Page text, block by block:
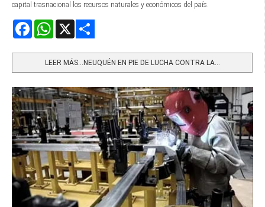
capital trasnacional los recursos naturales y económicos del país.
FacebookWhatsApp
LEER MÁS…NEUQUÉN EN PIE DE LUCHA CONTRA LA...